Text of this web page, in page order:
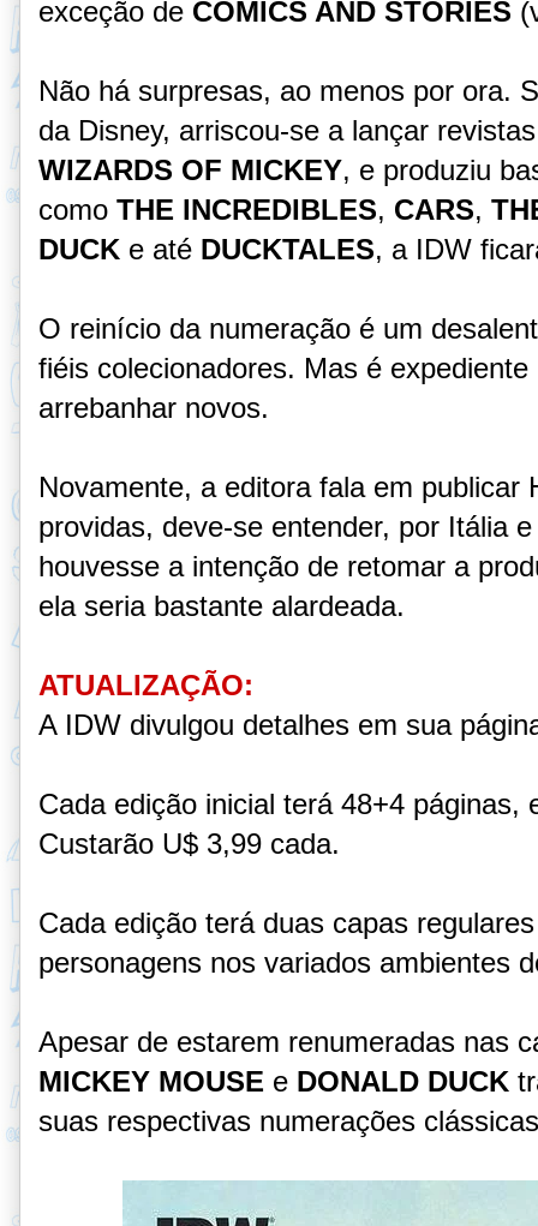
exceção de COMICS AND STORIES
Não há surpresas, ao menos por ora.
da Disney, arriscou-se a lançar
WIZARDS OF MICKEY, e produziu
como THE INCREDIBLES, CARS,
DUCK e até DUCKTALES, a IDW
O reinício da numeração é um
fiéis colecionadores. Mas é
arrebanhar novos.
Novamente, a editora fala em
providas, deve-se entender, por Itália
houvesse a intenção de retomar a
ela seria bastante alardeada.
ATUALIZAÇÃO:
A IDW divulgou detalhes em sua
Cada edição inicial terá 48+4 páginas,
Custarão U$ 3,99 cada.
Cada edição terá duas capas
personagens nos variados ambientes
Apesar de estarem renumeradas nas
MICKEY MOUSE e DONALD DUCK
suas respectivas numerações